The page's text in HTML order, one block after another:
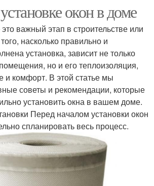
окон в доме
важный этап в строительстве или
насколько правильно и
установка, зависит не только
но и его теплоизоляция,
и комфорт. В этой статье мы
советы и рекомендации, которые
установить окна в вашем доме.
Перед началом установки окон
спланировать весь процесс.